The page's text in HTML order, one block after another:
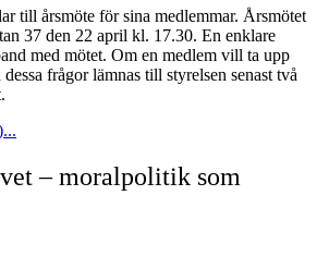
till årsmöte för sina medlemmar. Årsmötet
37 den 22 april kl. 17.30. En enklare
med mötet. Om en medlem vill ta upp
frågor lämnas till styrelsen senast två
– moralpolitik som